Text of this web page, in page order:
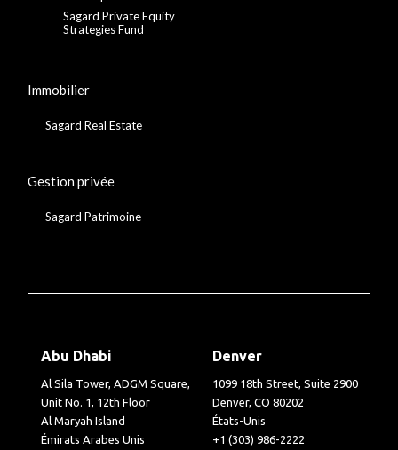
Sagard Private Equity
Strategies Fund
Immobilier
Sagard Real Estate
Gestion privée
Sagard Patrimoine
Abu Dhabi
Al Sila Tower, ADGM Square,
Unit No. 1, 12th Floor
Al Maryah Island
Émirats Arabes Unis
Denver
1099 18th Street, Suite 2900
Denver, CO 80202
États-Unis
+1 (303) 986-2222